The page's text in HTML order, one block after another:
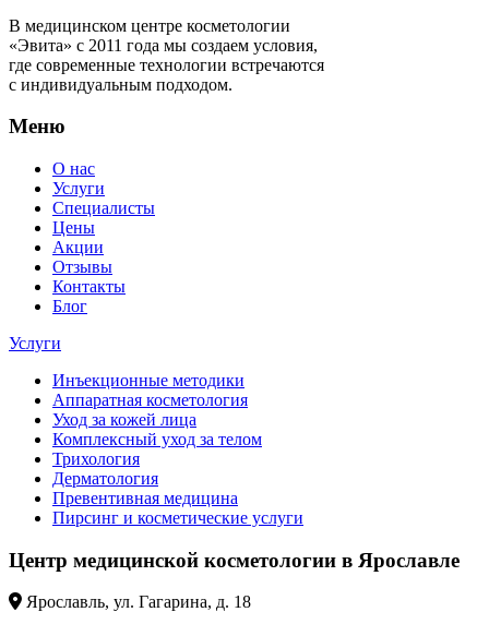
В медицинском центре косметологии
«Эвита» с 2011 года мы создаем условия,
где современные технологии встречаются
с индивидуальным подходом.
Меню
О нас
Услуги
Специалисты
Цены
Акции
Отзывы
Контакты
Блог
Услуги
Инъекционные методики
Аппаратная косметология
Уход за кожей лица
Комплексный уход за телом
Трихология
Дерматология
Превентивная медицина
Пирсинг и косметические услуги
Центр медицинской косметологии в Ярославле
Ярославль, ул. Гагарина, д. 18